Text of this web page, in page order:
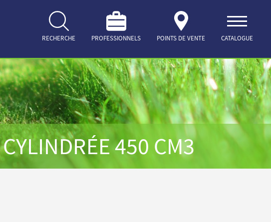
RECHERCHE PROFESSIONNELS POINTS DE VENTE CATALOGUE
450 CM3